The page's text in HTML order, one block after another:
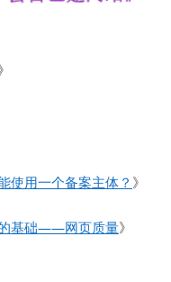
使用一个备案主体？ 》
基础——网页质量》